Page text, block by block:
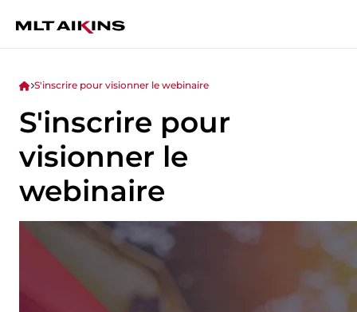
S'inscrire pour visionner le webinaire
S'inscrire pour
visionner le
webinaire